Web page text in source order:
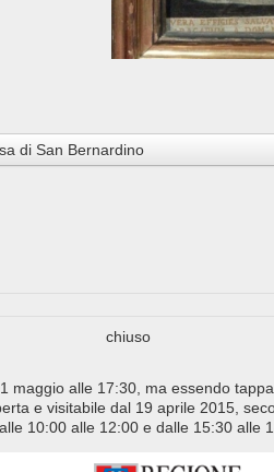
di San Bernardino
chiuso
maggio alle 17:30, ma essendo
e visitabile dal 19 aprile 2015,
10:00 alle 12:00 e dalle 15:30 alle